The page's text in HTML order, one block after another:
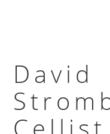
David